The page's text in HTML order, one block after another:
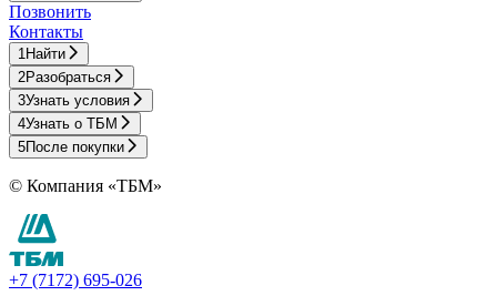
Позвонить
Контакты
1 Найти
2Разобраться
3Узнать условия
4Узнать о ТБМ
5После покупки
© Компания «ТБМ»
+7 (7172) 695-026